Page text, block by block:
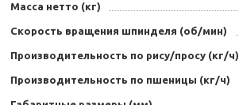
Масса нетто (кг)
Скорость вращения шпинделя (об/мин)
Производительность по рису/просу (кг/ч)
Производительность по пшеницы (кг/ч)